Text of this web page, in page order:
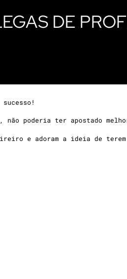
DE
não poderia ter apostado
e adoram a ideia de